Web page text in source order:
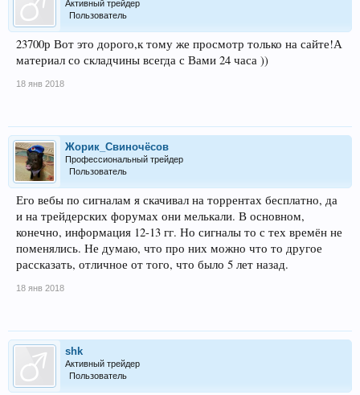
Активный трейдер
Пользователь
23700р Вот это дорого,к тому же просмотр только на сайте!А
материал со складчины всегда с Вами 24 часа ))
18 янв 2018
Жорик_Свиночёсов
Профессиональный трейдер
Пользователь
Его вебы по сигналам я скачивал на торрентах бесплатно, да
и на трейдерских форумах они мелькали. В основном,
конечно, информация 12-13 гг. Но сигналы то с тех времён не
поменялись. Не думаю, что про них можно что то другое
рассказать, отличное от того, что было 5 лет назад.
18 янв 2018
shk
Активный трейдер
Пользователь